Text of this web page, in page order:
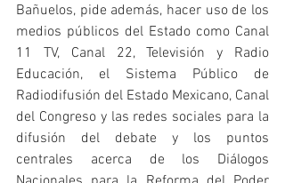
Bañuelos, pide además, hacer uso de los
medios públicos del Estado como Canal
11 TV, Canal 22, Televisión y Radio
Educación, el Sistema Público de
Radiodifusión del Estado Mexicano, Canal
del Congreso y las redes sociales para la
difusión del debate y los puntos
centrales acerca de los Diálogos